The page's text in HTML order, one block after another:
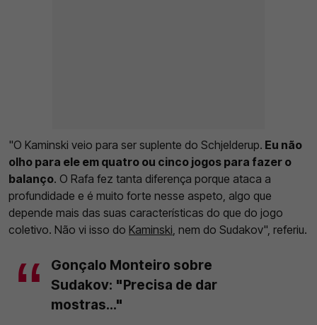
"O Kaminski veio para ser suplente do Schjelderup. Eu não
olho para ele em quatro ou cinco jogos para fazer o
balanço. O Rafa fez tanta diferença porque ataca a
profundidade e é muito forte nesse aspeto, algo que
depende mais das suas características do que do jogo
coletivo. Não vi isso do Kaminski , nem do Sudakov", referiu.
Gonçalo Monteiro sobre
Sudakov: "Precisa de dar
mostras..."